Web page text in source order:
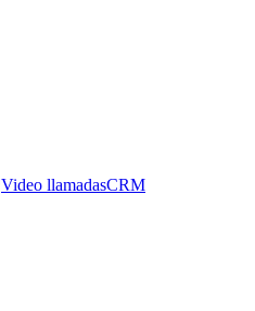
Video llamadasCRM